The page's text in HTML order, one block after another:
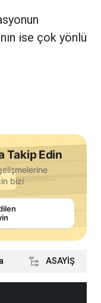
ise çok yönlü
Takip Edin
bizi
ASAYİŞ